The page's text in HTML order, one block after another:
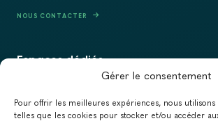
Gérer le consentement
Pour offrir les meilleures expériences, nous utilisons
telles que les cookies pour stocker et/ou accéder
NOUS CONTACTER
Espaces dédiés
RECRUTEMENT